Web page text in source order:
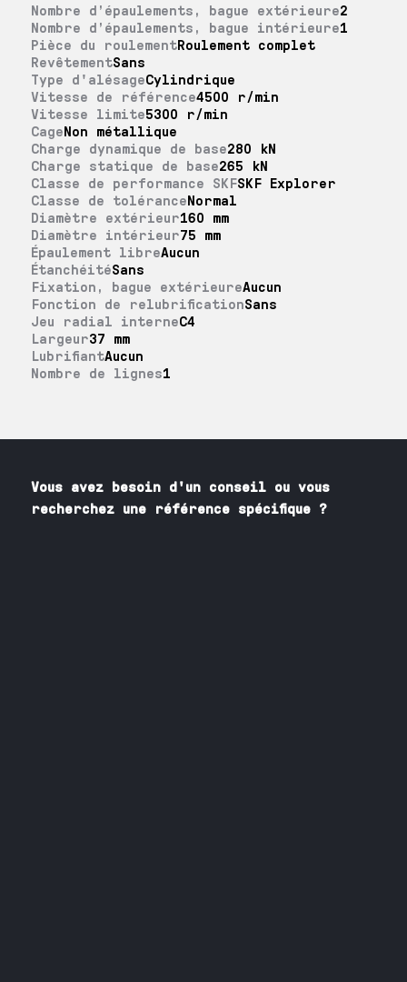
Nombre d’épaulements, bague extérieure2
Nombre d’épaulements, bague intérieure1
Pièce du roulementRoulement complet
RevêtementSans
Type d'alésageCylindrique
Vitesse de référence4500 r/min
Vitesse limite5300 r/min
CageNon métallique
Charge dynamique de base280 kN
Charge statique de base265 kN
Classe de performance SKFSKF Explorer
Classe de toléranceNormal
Diamètre extérieur160 mm
Diamètre intérieur75 mm
Épaulement libreAucun
ÉtanchéitéSans
Fixation, bague extérieureAucun
Fonction de relubrificationSans
Jeu radial interneC4
Largeur37 mm
LubrifiantAucun
Nombre de lignes1
Vous avez besoin d'un conseil ou vous
recherchez une référence spécifique ?